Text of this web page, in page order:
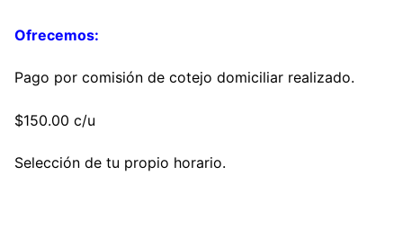
Ofrecemos:
Pago por comisión de cotejo domiciliar realizado.
$150.00 c/u
Selección de tu propio horario.